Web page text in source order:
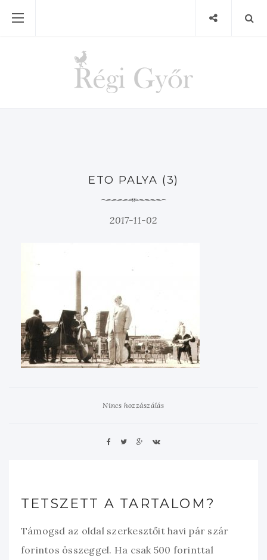
ETO PALYA (3)
2017-11-02
Nincs hozzászálás
TETSZETT A TARTALOM?
Támogsd az oldal szerkesztőit havi pár szár
forintos összeggel. Ha csak 500 forinttal